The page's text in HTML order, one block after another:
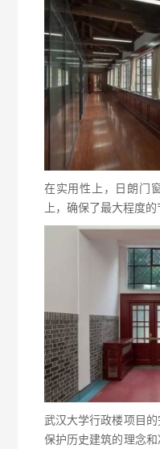
在实用性上，日朗门
上，确保了最大程度的
武汉大学行政楼项目
保护历史建筑的理念